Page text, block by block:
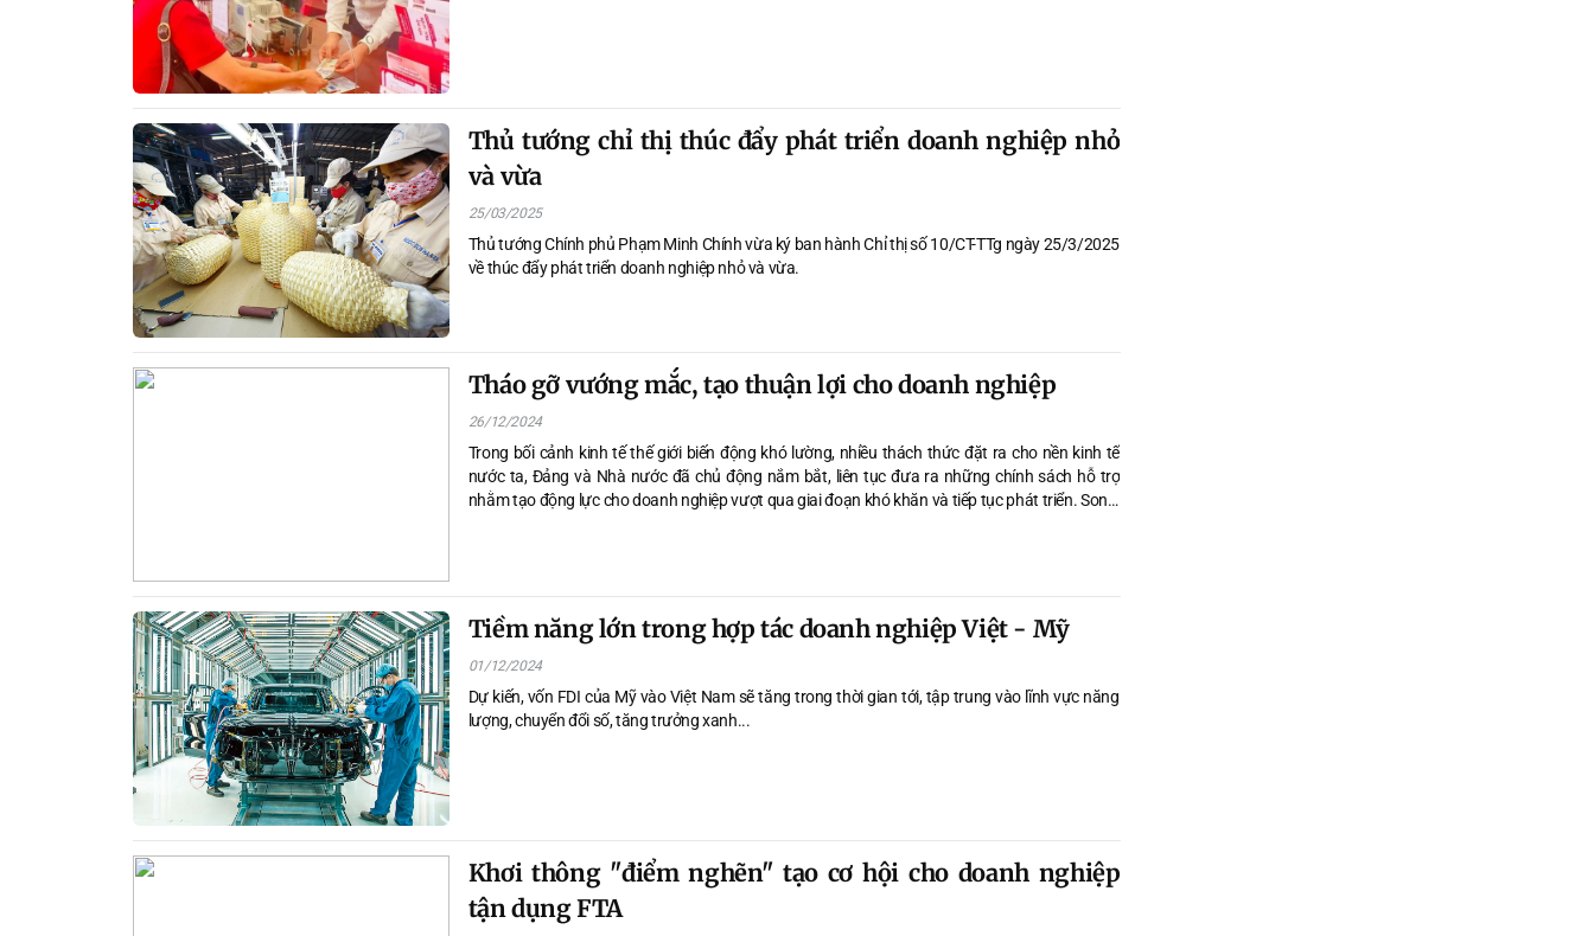
Thủ tướng chỉ thị thúc đẩy phát triển doanh nghiệp nhỏ
và vừa
25/03/2025
Thủ tướng Chính phủ Phạm Minh Chính vừa ký ban hành Chỉ thị số 10/CT-TTg ngày 25/3/2025
về thúc đẩy phát triển doanh nghiệp nhỏ và vừa.
Tháo gỡ vướng mắc, tạo thuận lợi cho doanh nghiệp
26/12/2024
Trong bối cảnh kinh tế thế giới biến động khó lường, nhiều thách thức đặt ra cho nền kinh tế
nước ta, Đảng và Nhà nước đã chủ động nắm bắt, liên tục đưa ra những chính sách hỗ trợ
nhằm tạo động lực cho doanh nghiệp vượt qua giai đoạn khó khăn và tiếp tục phát triển. Song,
Tiềm năng lớn trong hợp tác doanh nghiệp Việt - Mỹ
01/12/2024
Dự kiến, vốn FDI của Mỹ vào Việt Nam sẽ tăng trong thời gian tới, tập trung vào lĩnh vực năng
lượng, chuyển đổi số, tăng trưởng xanh...
Khơi thông "điểm nghẽn" tạo cơ hội cho doanh nghiệp
tận dụng FTA